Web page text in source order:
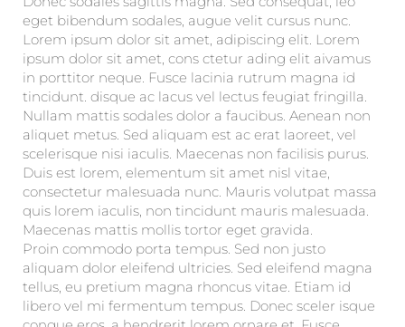
eget bibendum sodales, augue velit cursus nunc.
Lorem ipsum dolor sit amet, adipiscing elit. Lorem
ipsum dolor sit amet, cons ctetur ading elit aivamus
in porttitor neque. Fusce lacinia rutrum magna id
tincidunt. disque ac lacus vel lectus feugiat fringilla.
Nullam mattis sodales dolor a faucibus. Aenean non
aliquet metus. Sed aliquam est ac erat laoreet, vel
scelerisque nisi iaculis. Maecenas non facilisis purus.
Duis est lorem, elementum sit amet nisl vitae,
consectetur malesuada nunc. Mauris volutpat massa
quis lorem iaculis, non tincidunt mauris malesuada.
Maecenas mattis mollis tortor eget gravida.
Proin commodo porta tempus. Sed non justo
aliquam dolor eleifend ultricies. Sed eleifend magna
tellus, eu pretium magna rhoncus vitae. Etiam id
libero vel mi fermentum tempus. Donec sceler isque